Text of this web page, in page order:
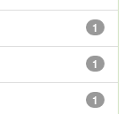
1
1
1